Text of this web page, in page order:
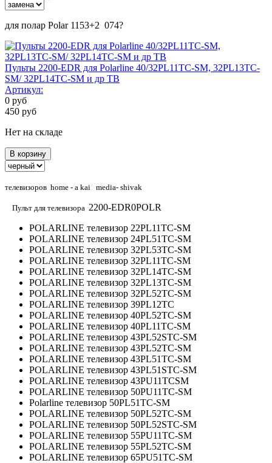
для полар Polar 1153+2 074?
Пульты 2200-EDR для Polarline 40/32PL11TC-SM, 32PL13TC-
SM/ 32PL14TC-SM и др ТВ
Артикул:
0 руб
450 руб
Нет на складе
В корзину
телевизоров home - a kai media- shivak
Пульт для телевизора 2200-EDR0POLR
POLARLINE телевизор 22PL11TC-SM
POLARLINE телевизор 24PL51TC-SM
POLARLINE телевизор 32PL53TC-SM
POLARLINE телевизор 32PL11TC-SM
POLARLINE телевизор 32PL14TC-SM
POLARLINE телевизор 32PL13TC-SM
POLARLINE телевизор 32PL52TC-SM
POLARLINE телевизор 39PL12TC
POLARLINE телевизор 40PL52TC-SM
POLARLINE телевизор 40PL11TC-SM
POLARLINE телевизор 43PL52STC-SM
POLARLINE телевизор 43PL52TC-SM
POLARLINE телевизор 43PL51TC-SM
POLARLINE телевизор 43PL51STC-SM
POLARLINE телевизор 43PU11TCSM
POLARLINE телевизор 50PU11TC-SM
Polarline телевизор 50PL51TC-SM
POLARLINE телевизор 50PL52TC-SM
POLARLINE телевизор 50PL52STC-SM
POLARLINE телевизор 55PU11TC-SM
POLARLINE телевизор 55PL52TC-SM
POLARLINE телевизор 65PU51TC-SM